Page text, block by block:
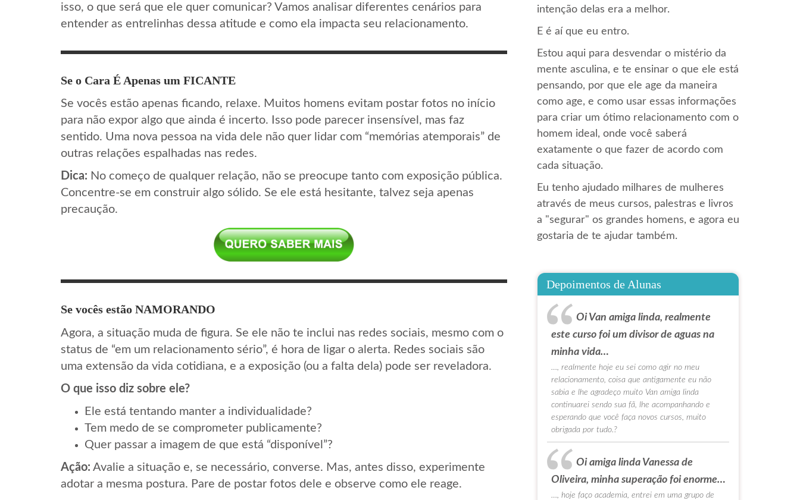
isso, o que será que ele quer comunicar? Vamos analisar diferentes cenários para
entender as entrelinhas dessa atitude e como ela impacta seu relacionamento.
Se o Cara É Apenas um FICANTE
Se vocês estão apenas ficando, relaxe. Muitos homens evitam postar fotos no início
para não expor algo que ainda é incerto. Isso pode parecer insensível, mas faz
sentido. Uma nova pessoa na vida dele não quer lidar com “memórias atemporais” de
outras relações espalhadas nas redes.
Dica: No começo de qualquer relação, não se preocupe tanto com exposição pública.
Concentre-se em construir algo sólido. Se ele está hesitante, talvez seja apenas
precaução.
Se vocês estão NAMORANDO
Agora, a situação muda de figura. Se ele não te inclui nas redes sociais, mesmo com o
status de “em um relacionamento sério”, é hora de ligar o alerta. Redes sociais são
uma extensão da vida cotidiana, e a exposição (ou a falta dela) pode ser reveladora.
O que isso diz sobre ele?
Ele está tentando manter a individualidade?
Tem medo de se comprometer publicamente?
Quer passar a imagem de que está “disponível”?
Ação: Avalie a situação e, se necessário, converse. Mas, antes disso, experimente
adotar a mesma postura. Pare de postar fotos dele e observe como ele reage.
intenção delas era a melhor.
E é aí que eu entro.
Estou aqui para desvendar o mistério da
mente asculina, e te ensinar o que ele está
pensando, por que ele age da maneira
como age, e como usar essas informações
para criar um ótimo relacionamento com o
homem ideal, onde você saberá
exatamente o que fazer de acordo com
cada situação.
Eu tenho ajudado milhares de mulheres
através de meus cursos, palestras e livros
a "segurar" os grandes homens, e agora eu
gostaria de te ajudar também.
Depoimentos de Alunas
Oi Van amiga linda, realmente
este curso foi um divisor de aguas na
minha vida…
…, realmente hoje eu sei como agir no meu
relacionamento, coisa que antigamente eu não
sabia e lhe agradeço muito Van amiga linda
continuarei sendo sua fã, lhe acompanhando e
esperando que você faça novos cursos, muito
obrigada por tudo.?
Oi amiga linda Vanessa de
Oliveira, minha superação foi enorme…
…, hoje faço academia, entrei em uma grupo de